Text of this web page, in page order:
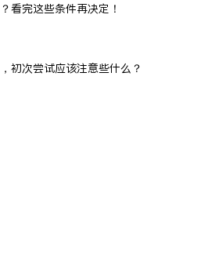
看完这些条件再决定！
初次尝试应该注意些什么？